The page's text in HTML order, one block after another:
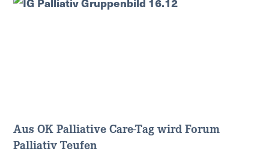
Aus OK Palliative Care-Tag wird Forum
Palliativ Teufen